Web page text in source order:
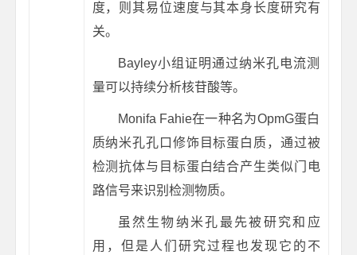
度，则其易位速度与其本身长度研究有
关。
Bayley小组证明通过纳米孔电流测
量可以持续分析核苷酸等。
Monifa Fahie在一种名为OpmG蛋白
质纳米孔孔口修饰目标蛋白质，通过被
检测抗体与目标蛋白结合产生类似门电
路信号来识别检测物质。
虽然生物纳米孔最先被研究和应
用，但是人们研究过程也发现它的不